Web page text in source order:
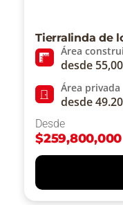
Tierralinda de
Área
desde
Área privada
desde
Desde
$259,800,000